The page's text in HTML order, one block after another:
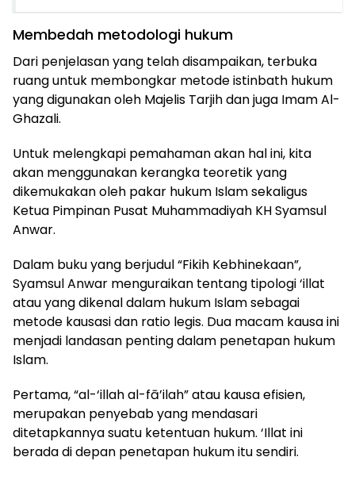
Membedah metodologi hukum
Dari penjelasan yang telah disampaikan, terbuka
ruang untuk membongkar metode istinbath hukum
yang digunakan oleh Majelis Tarjih dan juga Imam Al-
Ghazali.
Untuk melengkapi pemahaman akan hal ini, kita
akan menggunakan kerangka teoretik yang
dikemukakan oleh pakar hukum Islam sekaligus
Ketua Pimpinan Pusat Muhammadiyah KH Syamsul
Anwar.
Dalam buku yang berjudul “Fikih Kebhinekaan”,
Syamsul Anwar menguraikan tentang tipologi ‘illat
atau yang dikenal dalam hukum Islam sebagai
metode kausasi dan ratio legis. Dua macam kausa ini
menjadi landasan penting dalam penetapan hukum
Islam.
Pertama, “al-‘illah al-fā’ilah” atau kausa efisien,
merupakan penyebab yang mendasari
ditetapkannya suatu ketentuan hukum. ‘Illat ini
berada di depan penetapan hukum itu sendiri.